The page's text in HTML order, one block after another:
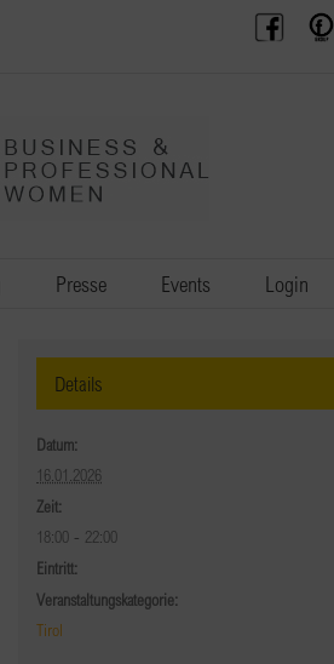
BPW
Austria
Presse Events Login
Details
Datum:
16.01.2026
Zeit:
18:00 - 22:00
Eintritt:
Veranstaltungskategorie:
Tirol